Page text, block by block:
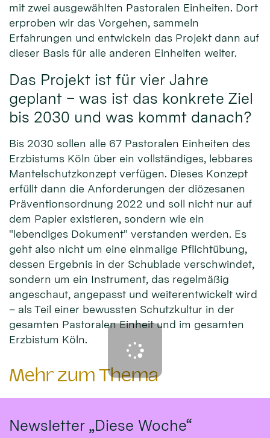
mit zwei ausgewählten Pastoralen Einheiten. Dort
erproben wir das Vorgehen, sammeln
Erfahrungen und entwickeln das Projekt dann auf
dieser Basis für alle anderen Einheiten weiter.
Das Projekt ist für vier Jahre
geplant – was ist das konkrete Ziel
bis 2030 und was kommt danach?
Bis 2030 sollen alle 67 Pastoralen Einheiten des
Erzbistums Köln über ein vollständiges, lebbares
Mantelschutzkonzept verfügen. Dieses Konzept
erfüllt dann die Anforderungen der diözesanen
Präventionsordnung 2022 und soll nicht nur auf
dem Papier existieren, sondern wie ein
"lebendiges Dokument" verstanden werden. Es
geht also nicht um eine einmalige Pflichtübung,
dessen Ergebnis in der Schublade verschwindet,
sondern um ein Instrument, das regelmäßig
angeschaut, angepasst und weiterentwickelt wird
– als Teil einer bewussten Schutzkultur in der
gesamten Pastoralen Einheit und im gesamten
Erzbistum Köln.
Mehr zum Thema
Newsletter „Diese Woche“